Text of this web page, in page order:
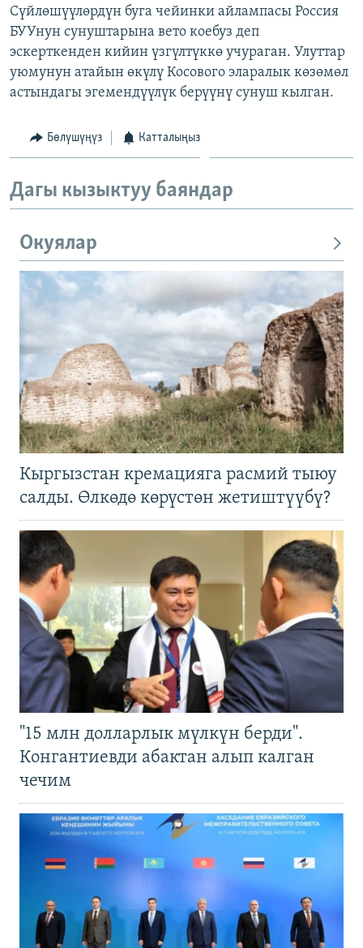
Сүйлөшүүлөрдүн буга чейинки айлампасы Россия
БУУнун сунуштарына вето коебуз деп
эскерткенден кийин үзгүлтүккө учураган. Улуттар
уюмунун атайын өкүлү Косового эларалык көзөмөл
астындагы эгемендүүлүк берүүнү сунуш кылган.
Бөлүшүңүз Катталыңыз
Дагы кызыктуу баяндар
Окуялар
Кыргызстан кремацияга расмий тыюу
салды. Өлкөдө көрүстөн жетиштүүбү?
"15 млн долларлык мүлкүн берди".
Конгантиевди абактан алып калган
чечим